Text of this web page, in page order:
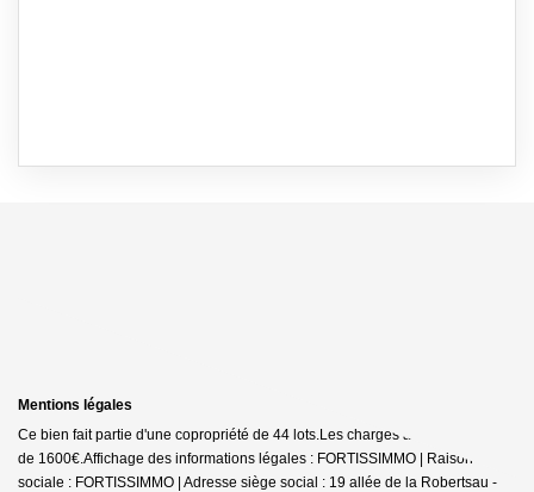
Mentions légales
Ce bien fait partie d'une copropriété de 44 lots.Les charges annuelles sont
de 1600€.Affichage des informations légales : FORTISSIMMO | Raison
sociale : FORTISSIMMO | Adresse siège social : 19 allée de la Robertsau -